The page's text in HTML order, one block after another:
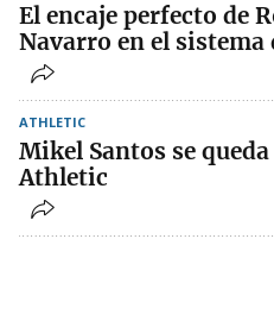
El encaje perfecto de
Navarro en el sistema
ATHLETIC
Mikel Santos se queda
Athletic